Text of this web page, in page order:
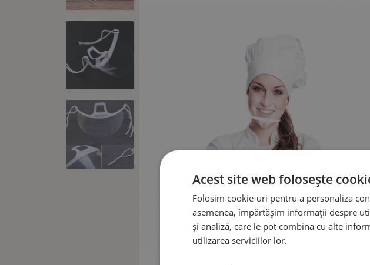
Acest site web folosește
Folosim cookie-uri pentru a personaliza
asemenea, împărtășim informații despre
și analiză, care le pot combina cu alte
utilizarea serviciilor lor.